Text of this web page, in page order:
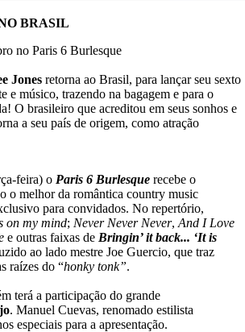
BRASIL
no Paris 6 Burlesque
Jones retorna ao Brasil, para lançar seu sexto
e músico, trazendo na bagagem e para o
O brasileiro que acreditou em seus sonhos e
a seu país de origem, como atração
feira) o Paris 6 Burlesque recebe o
o melhor da romântica country music
para convidados. No repertório,
on my mind; Never Never Never, And I Love
e outras faixas de Bringin’ it back... ‘It is
ao lado mestre Joe Guercio, que traz
raízes do “honky tonk”.
terá a participação do grande
. Manuel Cuevas, renomado estilista
especiais para a apresentação.